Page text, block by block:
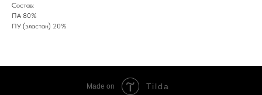
Состав:
ПА 80%
ПУ (эластан) 20%
Made on Tilda